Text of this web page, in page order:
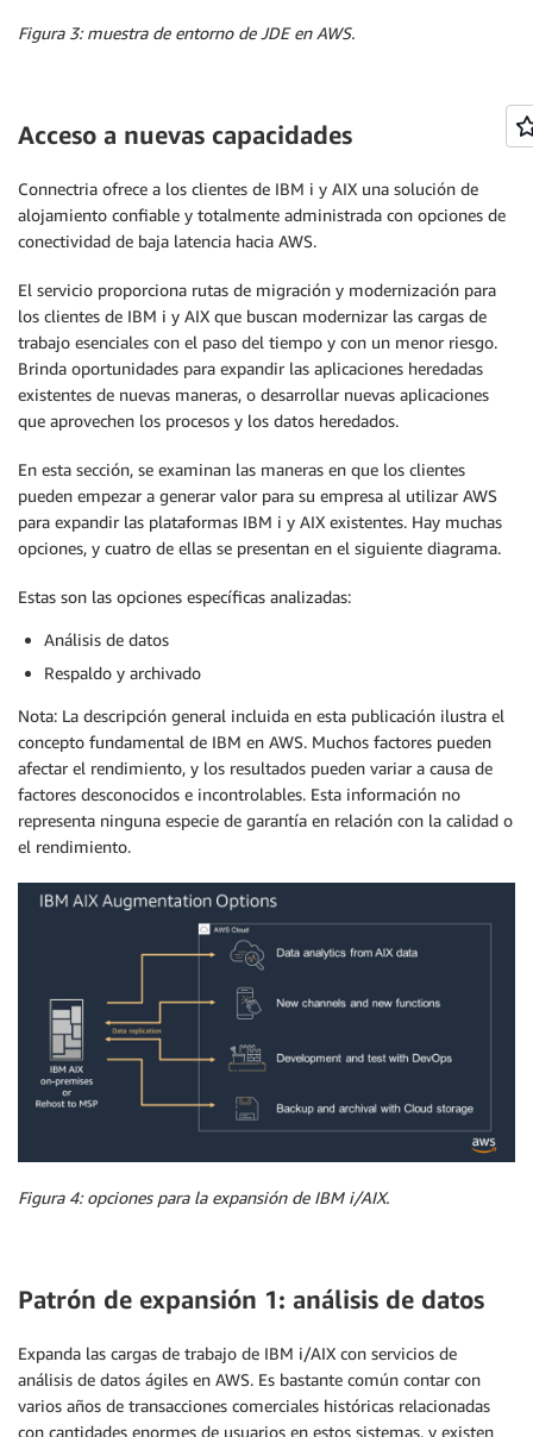
Figura 3: muestra de entorno de JDE en AWS.
Acceso a nuevas capacidades
Connectria ofrece a los clientes de IBM i y AIX una solución de
alojamiento confiable y totalmente administrada con opciones de
conectividad de baja latencia hacia AWS.
El servicio proporciona rutas de migración y modernización para
los clientes de IBM i y AIX que buscan modernizar las cargas de
trabajo esenciales con el paso del tiempo y con un menor riesgo.
Brinda oportunidades para expandir las aplicaciones heredadas
existentes de nuevas maneras, o desarrollar nuevas aplicaciones
que aprovechen los procesos y los datos heredados.
En esta sección, se examinan las maneras en que los clientes
pueden empezar a generar valor para su empresa al utilizar AWS
para expandir las plataformas IBM i y AIX existentes. Hay muchas
opciones, y cuatro de ellas se presentan en el siguiente diagrama.
Estas son las opciones específicas analizadas:
Análisis de datos
Respaldo y archivado
Nota: La descripción general incluida en esta publicación ilustra el
concepto fundamental de IBM en AWS. Muchos factores pueden
afectar el rendimiento, y los resultados pueden variar a causa de
factores desconocidos e incontrolables. Esta información no
representa ninguna especie de garantía en relación con la calidad o
el rendimiento.
Figura 4: opciones para la expansión de IBM i/AIX.
Patrón de expansión 1: análisis de datos
Expanda las cargas de trabajo de IBM i/AIX con servicios de
análisis de datos ágiles en AWS. Es bastante común contar con
varios años de transacciones comerciales históricas relacionadas
con cantidades enormes de usuarios en estos sistemas, y existen